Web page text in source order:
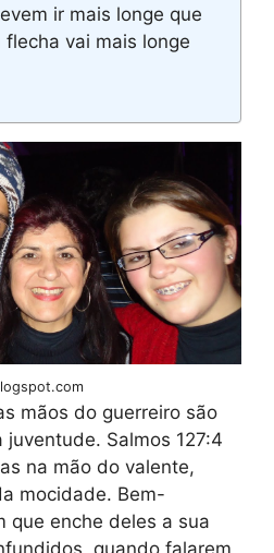
ir mais longe que
vai mais longe
mãos do guerreiro são
Salmos 127:4
na mão do valente,
mocidade. Bem-
que enche deles a sua
quando falarem